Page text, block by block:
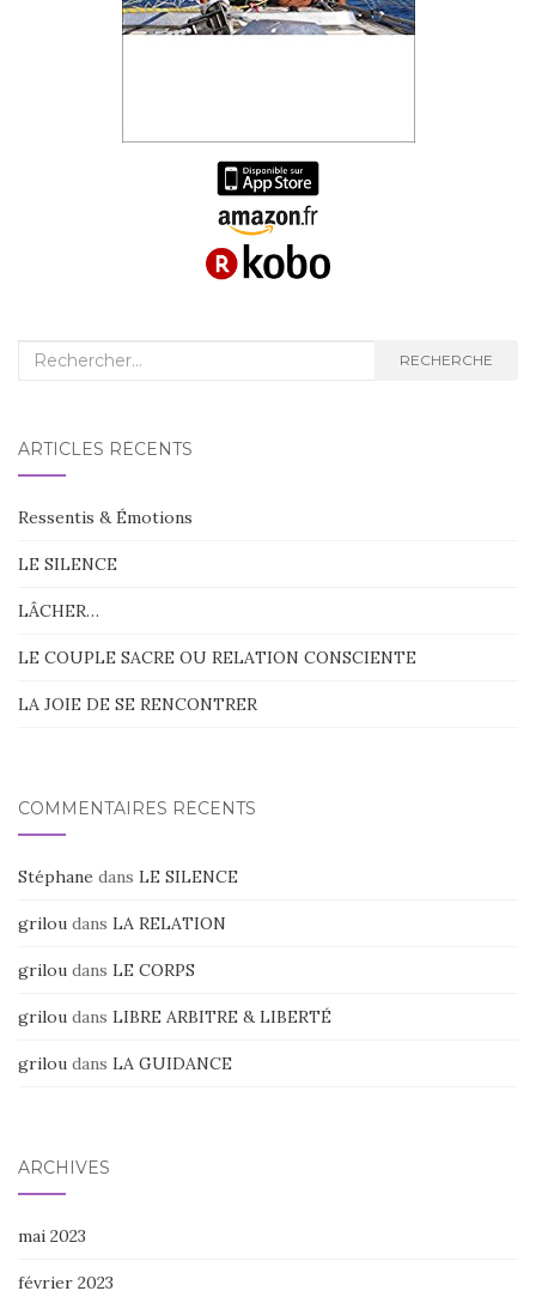
Recherche
RECHERCHE
ARTICLES RÉCENTS
Ressentis & Émotions
LE SILENCE
LÂCHER…
LE COUPLE SACRE OU RELATION CONSCIENTE
LA JOIE DE SE RENCONTRER
COMMENTAIRES RÉCENTS
Stéphane dans LE SILENCE
grilou dans LA RELATION
grilou dans LE CORPS
grilou dans LIBRE ARBITRE & LIBERTÉ
grilou dans LA GUIDANCE
ARCHIVES
mai 2023
février 2023